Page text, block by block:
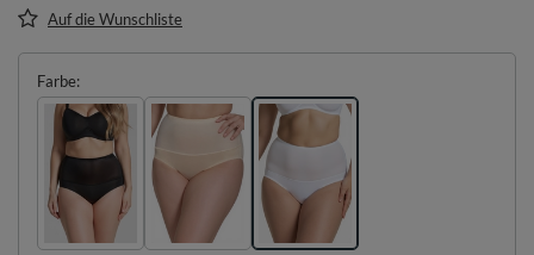
Auf die Wunschliste
Farbe